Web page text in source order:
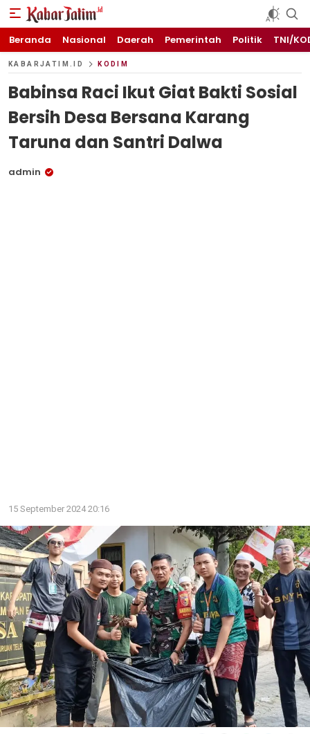
KABARJATIM.id
Kabar Jawa timuran
Beranda Nasional Daerah Pemerintah Politik TNI/
KABARJATIM.ID KODIM
Babinsa Raci Ikut Giat Bakti Sosial
Bersih Desa Bersana Karang
Taruna dan Santri Dalwa
admin
15 September 2024 20:16